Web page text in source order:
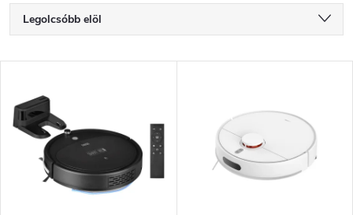
T
e
r
m
Legolcsóbb elöl
ABC szerint
e